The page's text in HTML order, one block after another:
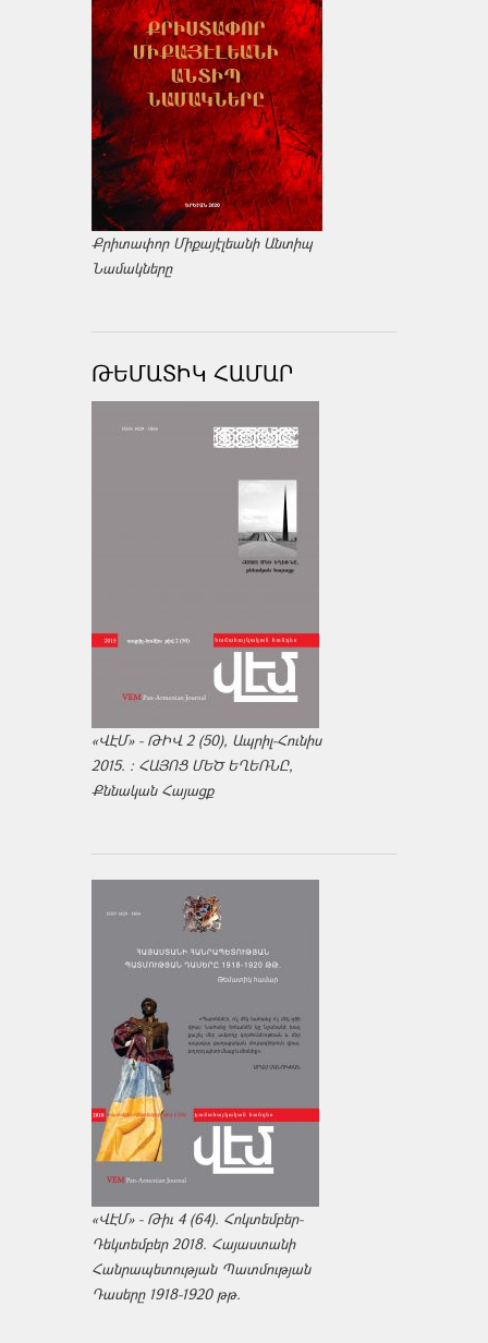
Քրիտափոր Միքայէլեանի Անտիպ
Նամակները
ԹԵՄԱՏԻԿ ՀԱՄԱՐ
«ՎԷՄ» - ԹԻՎ 2 (50), Ապրիլ-Հունիս
2015. : ՀԱՅՈՑ ՄԵԾ ԵՂԵՌՆԸ,
Քննական Հայացք
«ՎԷՄ» - Թիւ 4 (64). Հոկտեմբեր-
Դեկտեմբեր 2018. Հայաստանի
Հանրապետության Պատմության
Դասերը 1918-1920 թթ.